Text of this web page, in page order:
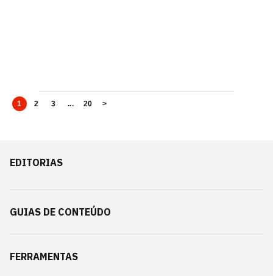
1 2 3 ... 20 >
EDITORIAS
GUIAS DE CONTEÚDO
FERRAMENTAS